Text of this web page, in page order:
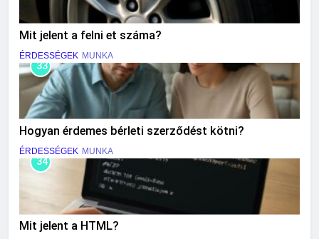
Mit jelent a felni et száma?
ÉRDESSÉGEK MUNKA
33
Hogyan érdemes bérleti szerződést kötni?
ÉRDESSÉGEK MUNKA
34
Mit jelent a HTML?